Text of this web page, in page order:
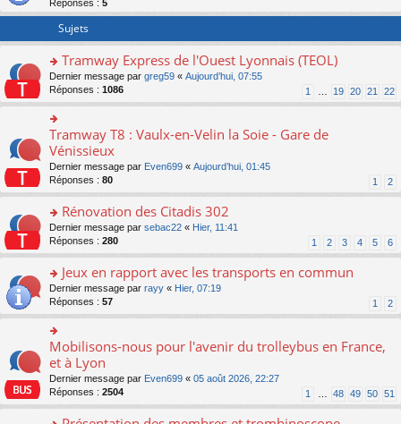
er
s
s
a
g
e
n
o
n
lu
le
pl
u
s
ré
c
nt
Réponses : 5
Sujets
o
n
s
ult
er
le
m
e
s
s
a
g
e
n
lu
le
pl
u
s
ré
c
e
nt
Tramway Express de l'Ouest Lyonnais (TEOL)
Dernier message par greg59 « Aujourd’hui, 07:55
Réponses : 1086 1 19 20 21 22
o
n
ult
er
le
m
e
s
s
a
g
e
n
o
n
lu
le
pl
u
Tramway T8 : Vaulx-en-Velin la Soie - Gare de
Vénissieux
Dernier message par Even699 « Aujourd’hui, 01:45
Réponses : 80 1 2
o
n
s
ult
er
le
m
e
s
s
a
g
e
Rénovation des Citadis 302
Dernier message par sebac22 « Hier, 11:41
Réponses : 280 1 2 3 4 5 6
o
n
s
ult
er
le
m
e
s
s
Jeux en rapport avec les transports en commun
Dernier message par rayy « Hier, 07:19
Réponses : 57 1 2
o
n
ult
er
le
Mobilisons-nous pour l'avenir du trolleybus en France,
et à Lyon
Dernier message par Even699 « 05 août 2026, 22:27
Réponses : 2504 1 48 49 50 51